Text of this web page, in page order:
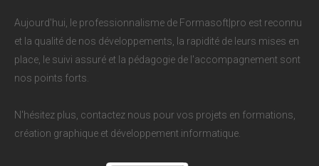
Aujourd'hui, le professionnalisme de Formasoft|pro est reconnu
et la qualité de nos développements, la rapidité de leurs mises en
place, le suivi assuré et la pédagogie de l'accompagnement sont
nos points forts.
N'hésitez plus, contactez nous pour vos projets en formations,
création graphique et développement informatique.